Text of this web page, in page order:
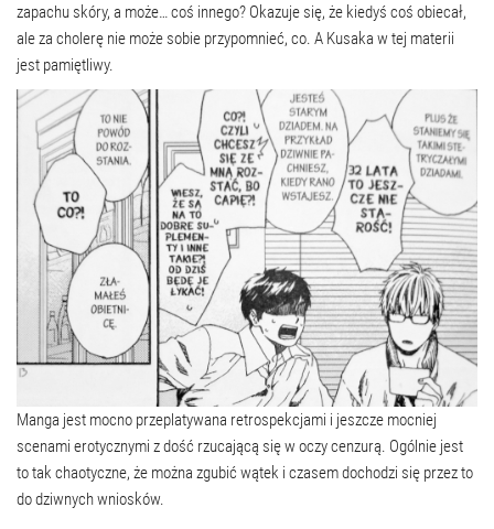
zapachu skóry, a może… coś innego? Okazuje się, że kiedyś coś obiecał,
ale za cholerę nie może sobie przypomnieć, co. A Kusaka w tej materii
jest pamiętliwy.
Manga jest mocno przeplatywana retrospekcjami i jeszcze mocniej
scenami erotycznymi z dość rzucającą się w oczy cenzurą. Ogólnie jest
to tak chaotyczne, że można zgubić wątek i czasem dochodzi się przez to
do dziwnych wniosków.